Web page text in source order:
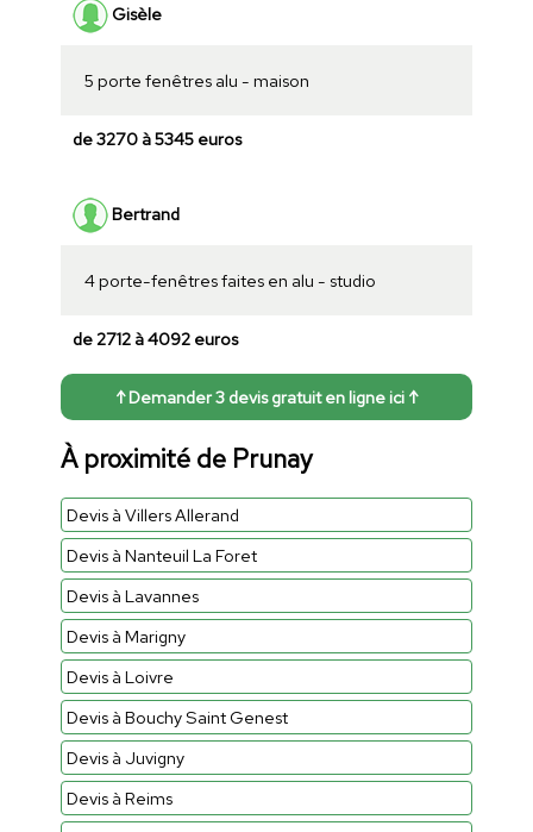
Gisèle
5 porte fenêtres alu - maison
de 3270 à 5345 euros
Bertrand
4 porte-fenêtres faites en alu - studio
de 2712 à 4092 euros
↑ Demander 3 devis gratuit en ligne ici ↑
À proximité de Prunay
Devis à Villers Allerand
Devis à Nanteuil La Foret
Devis à Lavannes
Devis à Marigny
Devis à Loivre
Devis à Bouchy Saint Genest
Devis à Juvigny
Devis à Reims